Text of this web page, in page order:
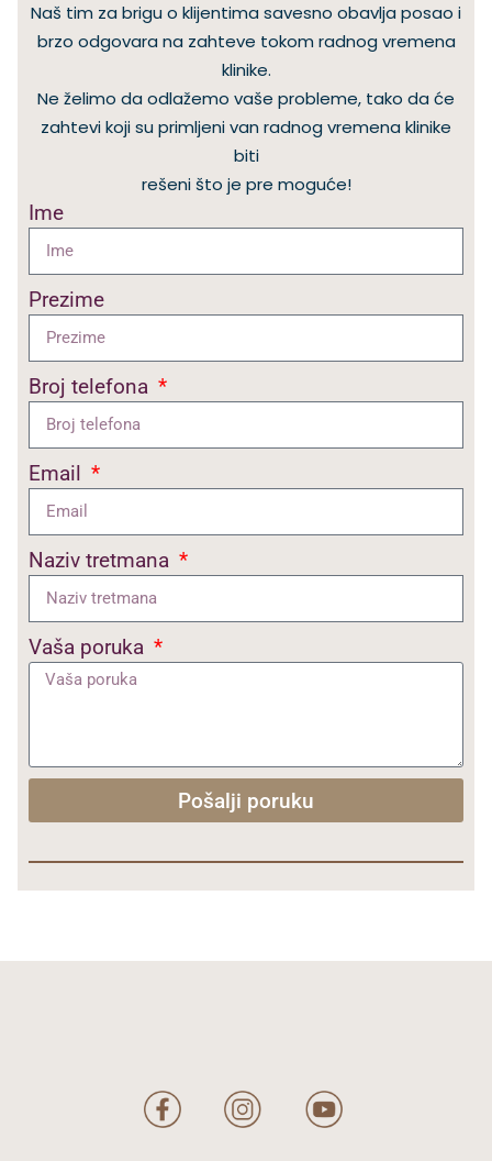
Naš tim za brigu o klijentima savesno obavlja posao i
brzo odgovara na zahteve tokom radnog vremena
klinike.
Ne želimo da odlažemo vaše probleme, tako da će
zahtevi koji su primljeni van radnog vremena klinike
biti
rešeni što je pre moguće!
Ime
Prezime
Broj telefona
Email
Naziv tretmana
Vaša poruka
Pošalji poruku